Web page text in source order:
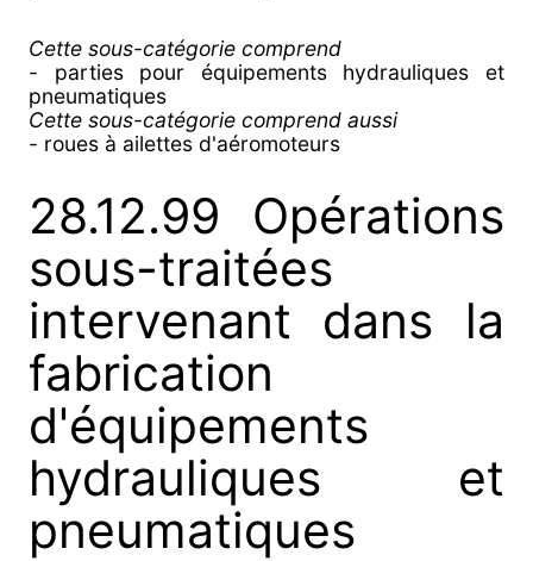
Cette sous-catégorie comprend
- parties pour équipements hydrauliques et
pneumatiques
Cette sous-catégorie comprend aussi
- roues à ailettes d'aéromoteurs
28.12.99 Opérations
sous-traitées
intervenant dans la
fabrication
d'équipements
hydrauliques et
pneumatiques